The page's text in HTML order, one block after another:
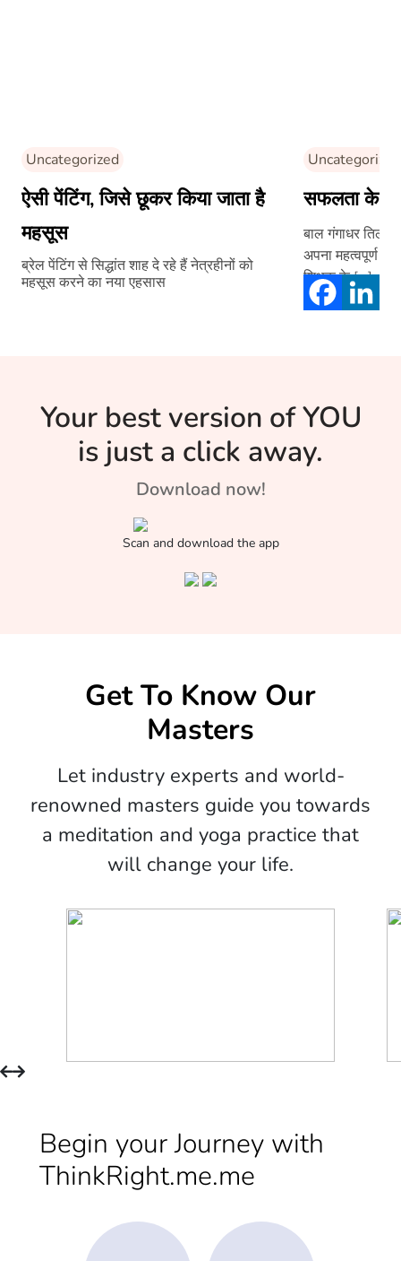
Uncategorized
ऐसी पेंटिंग, जिसे छूकर किया जाता है
महसूस
ब्रेल पेंटिंग से सिद्धांत शाह दे रहे हैं नेत्रहीनों को
महसूस करने का नया एहसास
Uncategorized
सफलता के
बाल गंगाधर तिलक
अपना महत्वपूर्ण
शिक्षक के […]
Your best version of YOU
is just a click away.
Download now!
Scan and download the app
Get To Know Our
Masters
Let industry experts and world-
renowned masters guide you towards
a meditation and yoga practice that
will change your life.
Begin your Journey with
ThinkRight.me.me